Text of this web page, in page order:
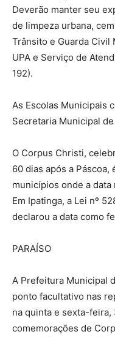
Deverão manter seu
de limpeza urbana,
Trânsito e Guarda Civil
UPA e Serviço de
192).
As Escolas Municipais
Secretaria Municipal de
O Corpus Christi,
60 dias após a
municípios onde a
Em Ipatinga, a Lei nº
declarou a data como
PARAÍSO
A Prefeitura Municipal
ponto facultativo nas
na quinta e sexta-feira,
comemorações de